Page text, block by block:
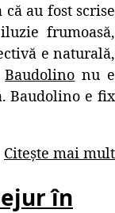
au fost scrise
frumoasă,
e naturală,
Baudolino nu e
Baudolino e fix
Citește mai mult
în